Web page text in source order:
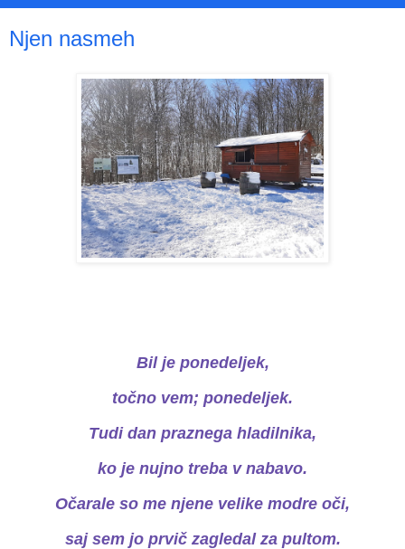
Njen nasmeh
Bil je ponedeljek,
točno vem; ponedeljek.
Tudi dan praznega hladilnika,
ko je nujno treba v nabavo.
Očarale so me njene velike modre oči,
saj sem jo prvič zagledal za pultom.